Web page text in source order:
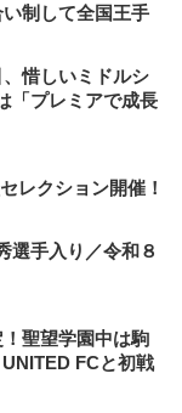
制して全国王手
、惜しいミドルシ
「プレミアで成長
レクション開催！
選手入り／令和８
聖望学園中は駒
FCと初戦